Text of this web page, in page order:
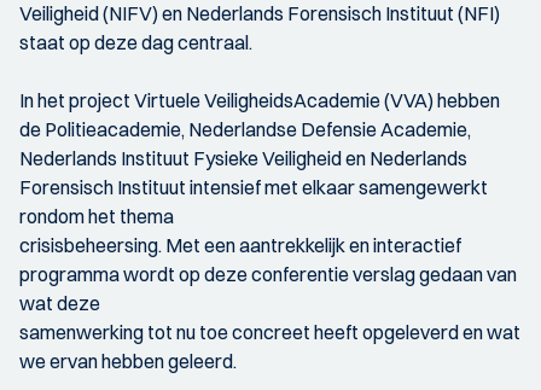
Veiligheid (NIFV) en Nederlands Forensisch Instituut (NFI)
staat op deze dag centraal.
In het project Virtuele VeiligheidsAcademie (VVA) hebben
de Politieacademie, Nederlandse Defensie Academie,
Nederlands Instituut Fysieke Veiligheid en Nederlands
Forensisch Instituut intensief met elkaar samengewerkt
rondom het thema
crisisbeheersing. Met een aantrekkelijk en interactief
programma wordt op deze conferentie verslag gedaan van
wat deze
samenwerking tot nu toe concreet heeft opgeleverd en wat
we ervan hebben geleerd.